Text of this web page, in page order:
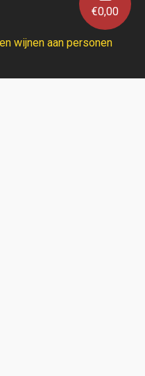
€0,00
wijnen aan personen